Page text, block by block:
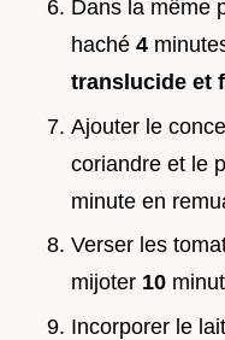
Dans la même
haché 4
translucide et
Ajouter le
coriandre et le
minute en
Verser les
mijoter 10
Incorporer le